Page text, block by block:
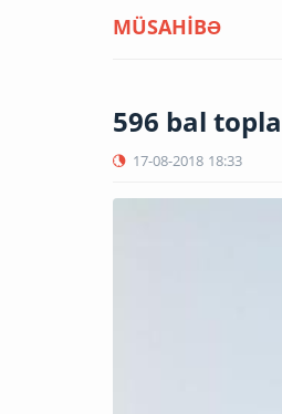
MÜSAHİBƏ
596 bal
17-08-2018 18:33